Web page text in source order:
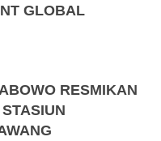
GLOBAL
RESMIKAN